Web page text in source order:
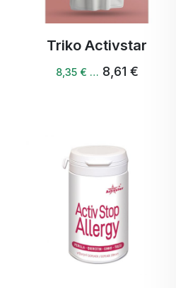
Triko Activstar
8,35 € … 8,61 €